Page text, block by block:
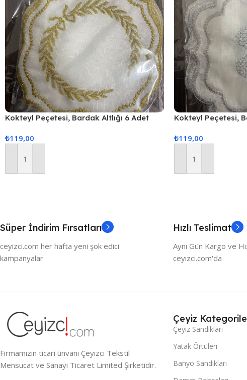
Kokteyl Peçetesi, Bardak Altlığı 6 Adet
₺119,00
Sepete Ekle
Kokteyl Peçetesi,
₺119,00
Sepete Ekle
Süper İndirim Fırsatları
ceyizci.com her hafta yeni şok edici
kampanyalar
Hızlı Teslimat
Aynı Gün Kargo ve
ceyizci.com'da
Firmamızın ticari ünvanı Çeyizci Tekstil
Mensucat ve Sanayi Ticaret Limited Şirketidir.
Çeyiz
Çeyiz Sandıkları
Yatak Örtüleri
Banyo Sandıkları